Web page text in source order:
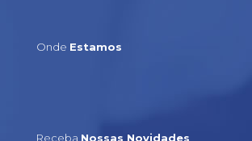
Onde Estamos
Receba Nossas Novidades